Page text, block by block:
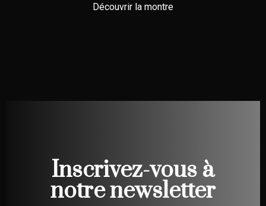
Découvrir la montre
Inscrivez-vous à
notre newsletter